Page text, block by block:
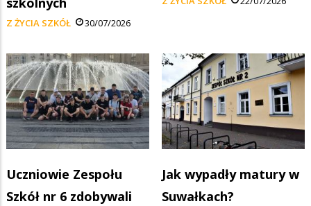
Z ŻYCIA SZKÓŁ 30/07/2026
Uczniowie Zespołu
Szkół nr 6 zdobywali
Jak wypadły matury w
Suwałkach?